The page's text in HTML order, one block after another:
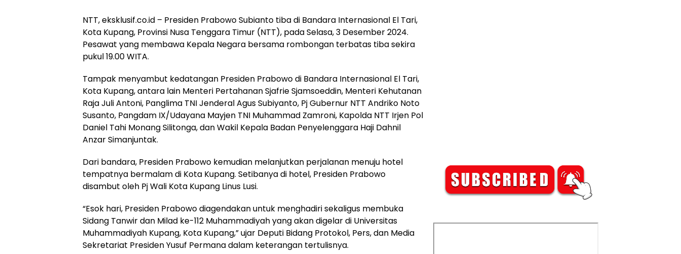
NTT, eksklusif.co.id – Presiden Prabowo Subianto tiba di Bandara Internasional El Tari,
Kota Kupang, Provinsi Nusa Tenggara Timur (NTT), pada Selasa, 3 Desember 2024.
Pesawat yang membawa Kepala Negara bersama rombongan terbatas tiba sekira
pukul 19.00 WITA.
Tampak menyambut kedatangan Presiden Prabowo di Bandara Internasional El Tari,
Kota Kupang, antara lain Menteri Pertahanan Sjafrie Sjamsoeddin, Menteri Kehutanan
Raja Juli Antoni, Panglima TNI Jenderal Agus Subiyanto, Pj Gubernur NTT Andriko Noto
Susanto, Pangdam IX/Udayana Mayjen TNI Muhammad Zamroni, Kapolda NTT Irjen Pol
Daniel Tahi Monang Silitonga, dan Wakil Kepala Badan Penyelenggara Haji Dahnil
Anzar Simanjuntak.
Dari bandara, Presiden Prabowo kemudian melanjutkan perjalanan menuju hotel
tempatnya bermalam di Kota Kupang. Setibanya di hotel, Presiden Prabowo
disambut oleh Pj Wali Kota Kupang Linus Lusi.
“Esok hari, Presiden Prabowo diagendakan untuk menghadiri sekaligus membuka
Sidang Tanwir dan Milad ke-112 Muhammadiyah yang akan digelar di Universitas
Muhammadiyah Kupang, Kota Kupang,” ujar Deputi Bidang Protokol, Pers, dan Media
Sekretariat Presiden Yusuf Permana dalam keterangan tertulisnya.